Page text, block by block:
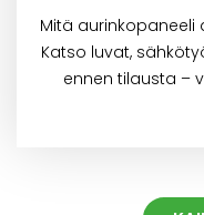
Mitä
Katso luvat,
ennen tilausta –